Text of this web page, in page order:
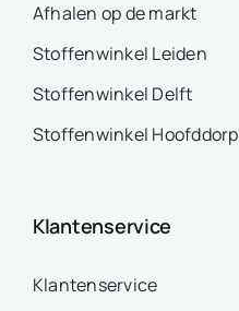
Afhalen op de markt
Stoffenwinkel Leiden
Stoffenwinkel Delft
Stoffenwinkel Hoofddorp
Klantenservice
Klantenservice